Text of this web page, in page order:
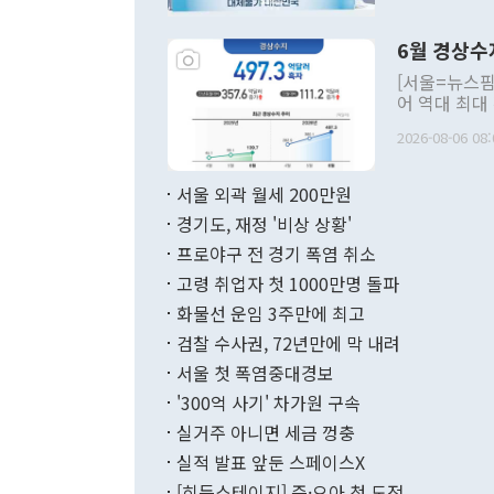
주의적 희망
관의 대북
관 부처 장
관의 무리한
다. [정동영 통일부 장관이 지난달 23일 오후 서울 종로구 정부서울청사에
무너졌다고
함께 4자 대
6월 경상
[서울=뉴스
어 역대 최
료=한국은행] 한국은행이 6일 발표한 '2026년 6월 국제수지(잠정)'
며 월간 기
196.9% 급
수출은
기록했지만
2026-08-06
서울 외곽 월세 200만원
경기도, 재정 '비상 상황'
프로야구 전 경기 폭염 취소
고령 취업자 첫 1000만명 돌파
화물선 운임 3주만에 최고
검찰 수사권, 72년만에 막 내려
서울 첫 폭염중대경보
'300억 사기' 차가원 구속
실거주 아니면 세금 껑충
실적 발표 앞둔 스페이스X